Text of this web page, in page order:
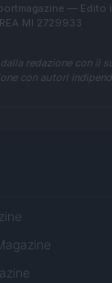
— Edito
MI 2729933
redazione con il
con autori